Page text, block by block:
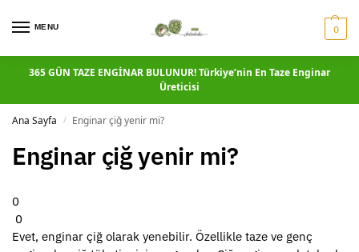
MENU 0
365 GÜN TAZE ENGİNAR BULUNUR! Türkiye’nin En Taze Enginar
Üreticisi
Ana Sayfa / Enginar çiğ yenir mi?
Enginar çiğ yenir mi?
0
0
Evet, enginar çiğ olarak yenebilir. Özellikle taze ve genç